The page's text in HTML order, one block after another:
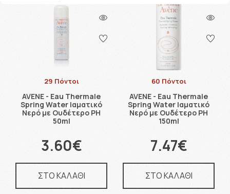
29 Πόντοι
AVENE - Eau Thermale
Spring Water Ιαματικό
Νερό με Ουδέτερο PH
50ml
3.60€
ΣΤΟ ΚΑΛΑΘΙ
60 Πόντοι
AVENE - Eau Thermale
Spring Water Ιαματικό
Νερό με Ουδέτερο PH
150ml
7.47€
ΣΤΟ ΚΑΛΑΘΙ